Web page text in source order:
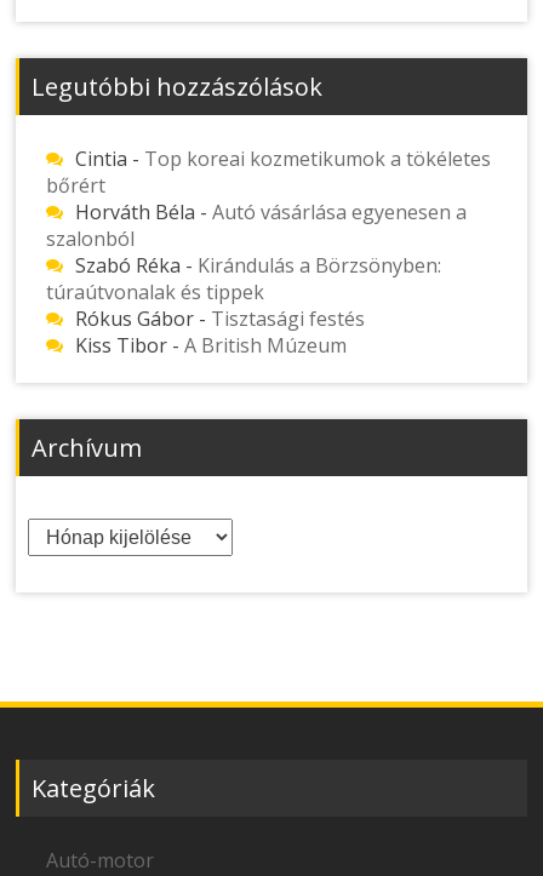
Legutóbbi hozzászólások
Cintia - Top koreai kozmetikumok a tökéletes
bőrért
Horváth Béla -Autó vásárlása egyenesen a
szalonból
Szabó Réka - Kirándulás a Börzsönyben:
túraútvonalak és tippek
Rókus Gábor - Tisztasági festés
Kiss Tibor -A British Múzeum
Archívum
Archívum
Kategóriák
Autó-motor